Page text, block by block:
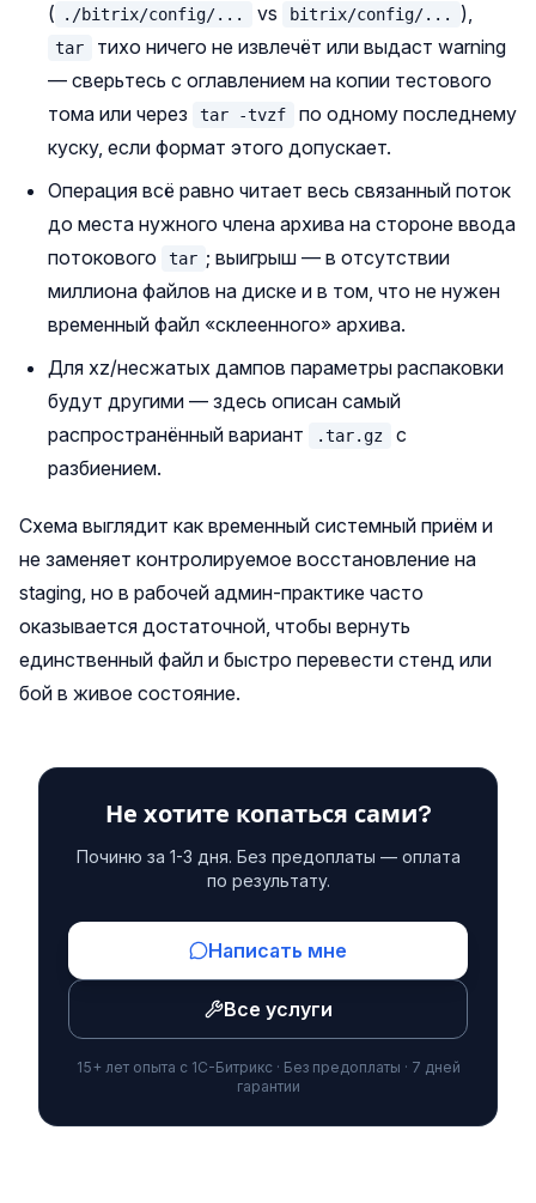
(
./bitrix/config/... vs bitrix/config/... ),
tar
тихо ничего не извлечёт или выдаст warning
— сверьтесь с оглавлением на копии тестового
тома или через
tar -tvzf
по одному последнему
куску, если формат этого допускает.
Операция всё равно читает весь связанный поток
до места нужного члена архива на стороне ввода
потокового
tar ; выигрыш — в отсутствии
миллиона файлов на диске и в том, что не нужен
временный файл «склеенного» архива.
Для xz/несжатых дампов параметры распаковки
будут другими — здесь описан самый
распространённый вариант
.tar.gz
с
разбиением.
Схема выглядит как временный системный приём и
не заменяет контролируемое восстановление на
staging, но в рабочей админ-практике часто
оказывается достаточной, чтобы вернуть
единственный файл и быстро перевести стенд или
бой в живое состояние.
Не хотите копаться сами?
Починю за 1-3 дня. Без предоплаты — оплата
по результату.
Написать мне
Все услуги
15+ лет опыта с 1С-Битрикс · Без предоплаты · 7 дней
гарантии